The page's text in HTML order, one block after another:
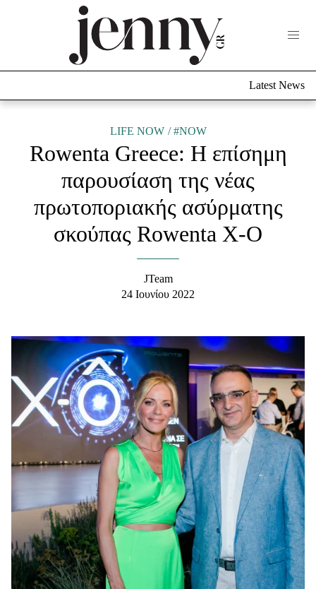
Culture
Fashion
Styling Tips
Fashion News
Beauty News
Well being
Ψυχολογία
Υγεία + Διατροφή
Fitness
Woman Power
Parenting
Working Girl
Real Women
Latest News
LIFE NOW #NOW
Rowenta Greece: Η επίσημη
παρουσίαση της νέας
πρωτοποριακής ασύρματης
σκούπας Rowenta X-O
JTeam
24 Ιουνίου 2022